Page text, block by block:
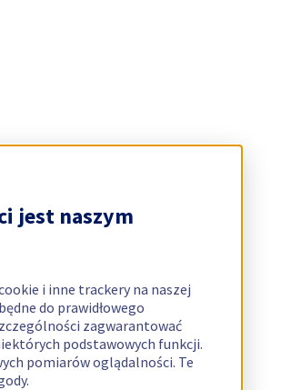
jest naszym
i inne trackery na naszej
do prawidłowego
zagwarantować
podstawowych funkcji.
pomiarów oglądalności. Te